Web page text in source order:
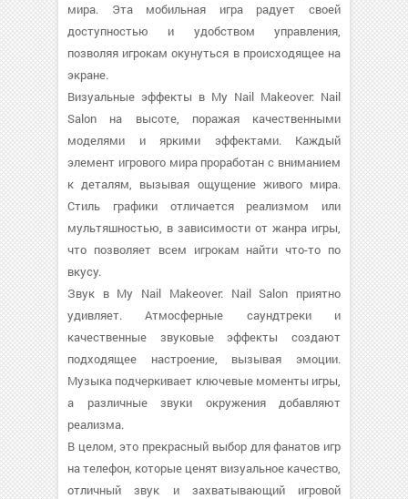
мира. Эта мобильная игра радует своей
доступностью и удобством управления,
позволяя игрокам окунуться в происходящее на
экране.
Визуальные эффекты в My Nail Makeover: Nail
Salon на высоте, поражая качественными
моделями и яркими эффектами. Каждый
элемент игрового мира проработан с вниманием
к деталям, вызывая ощущение живого мира.
Стиль графики отличается реализмом или
мультяшностью, в зависимости от жанра игры,
что позволяет всем игрокам найти что-то по
вкусу.
Звук в My Nail Makeover: Nail Salon приятно
удивляет. Атмосферные саундтреки и
качественные звуковые эффекты создают
подходящее настроение, вызывая эмоции.
Музыка подчеркивает ключевые моменты игры,
а различные звуки окружения добавляют
реализма.
В целом, это прекрасный выбор для фанатов игр
на телефон, которые ценят визуальное качество,
отличный звук и захватывающий игровой